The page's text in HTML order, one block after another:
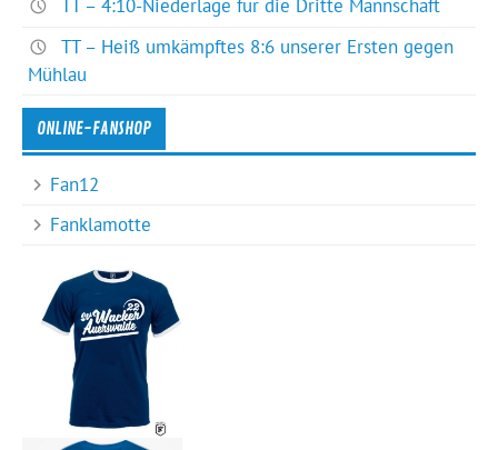
TT – 4:10-Niederlage für die Dritte Mannschaft
TT – Heiß umkämpftes 8:6 unserer Ersten gegen
Mühlau
ONLINE-FANSHOP
Fan12
Fanklamotte